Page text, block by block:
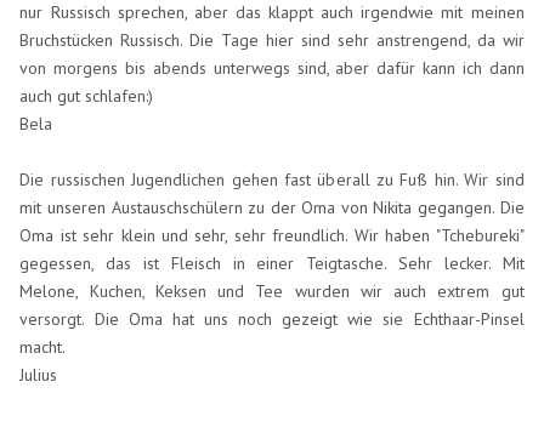
nur Russisch sprechen, aber das klappt auch irgendwie mit meinen
Bruchstücken Russisch. Die Tage hier sind sehr anstrengend, da wir
von morgens bis abends unterwegs sind, aber dafür kann ich dann
auch gut schlafen:)
Bela
Die russischen Jugendlichen gehen fast überall zu Fuß hin. Wir sind
mit unseren Austauschschülern zu der Oma von Nikita gegangen. Die
Oma ist sehr klein und sehr, sehr freundlich. Wir haben "Tchebureki"
gegessen, das ist Fleisch in einer Teigtasche. Sehr lecker. Mit
Melone, Kuchen, Keksen und Tee wurden wir auch extrem gut
versorgt. Die Oma hat uns noch gezeigt wie sie Echthaar-Pinsel
macht.
Julius